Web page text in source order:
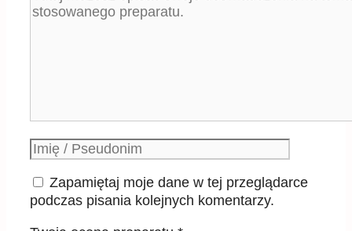
Podpis
Zapamiętaj moje dane w tej przeglądarce
podczas pisania kolejnych komentarzy.